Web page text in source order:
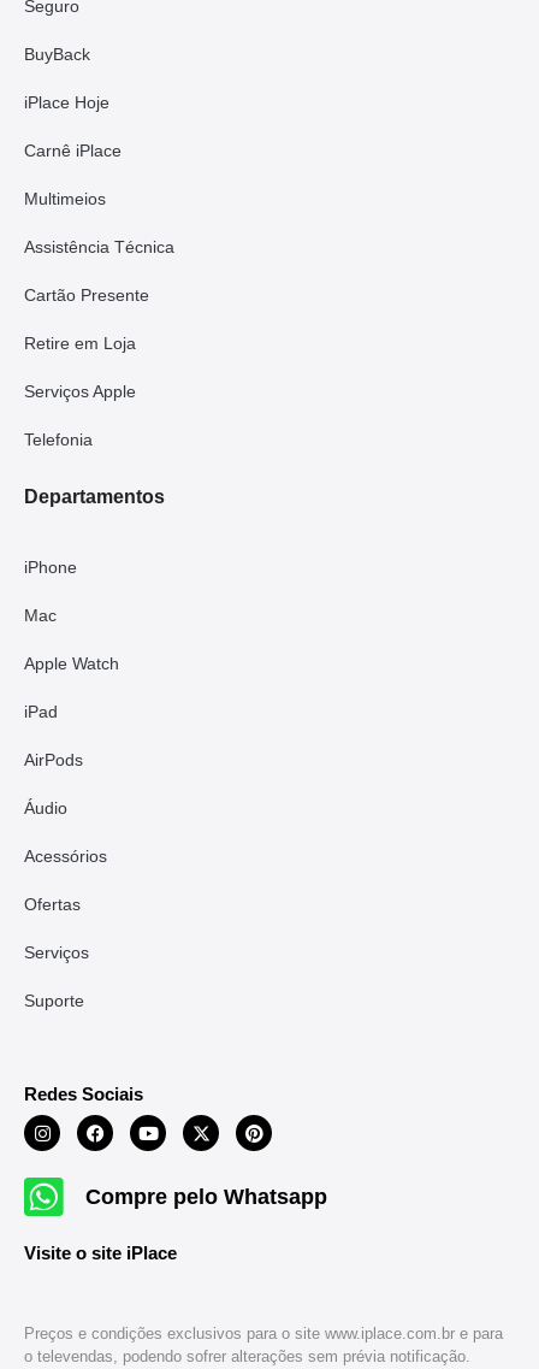
Seguro
BuyBack
iPlace Hoje
Carnê iPlace
Multimeios
Assistência Técnica
Cartão Presente
Retire em Loja
Serviços Apple
Telefonia
Departamentos
iPhone
Mac
Apple Watch
iPad
AirPods
Áudio
Acessórios
Ofertas
Serviços
Suporte
Redes Sociais
Compre pelo Whatsapp
Visite o site iPlace
Preços e condições exclusivos para o site www.iplace.com.br e para
o televendas, podendo sofrer alterações sem prévia notificação.